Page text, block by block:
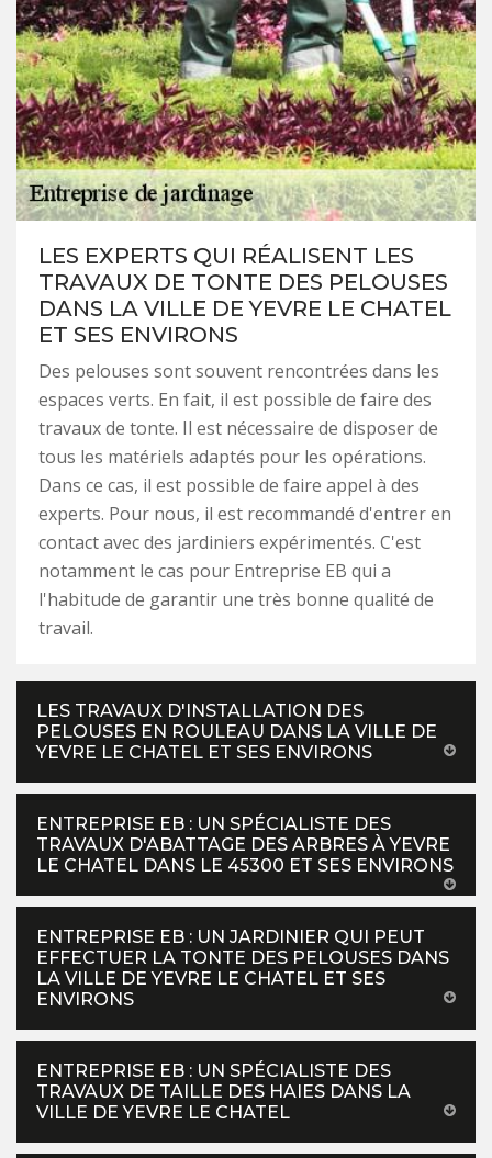
LES EXPERTS QUI RÉALISENT LES
TRAVAUX DE TONTE DES PELOUSES
DANS LA VILLE DE YEVRE LE CHATEL
ET SES ENVIRONS
Des pelouses sont souvent rencontrées dans les
espaces verts. En fait, il est possible de faire des
travaux de tonte. Il est nécessaire de disposer de
tous les matériels adaptés pour les opérations.
Dans ce cas, il est possible de faire appel à des
experts. Pour nous, il est recommandé d'entrer en
contact avec des jardiniers expérimentés. C'est
notamment le cas pour Entreprise EB qui a
l'habitude de garantir une très bonne qualité de
travail.
LES TRAVAUX D'INSTALLATION DES
PELOUSES EN ROULEAU DANS LA VILLE DE
YEVRE LE CHATEL ET SES ENVIRONS
ENTREPRISE EB : UN SPÉCIALISTE DES
TRAVAUX D'ABATTAGE DES ARBRES À YEVRE
LE CHATEL DANS LE 45300 ET SES ENVIRONS
ENTREPRISE EB : UN JARDINIER QUI PEUT
EFFECTUER LA TONTE DES PELOUSES DANS
LA VILLE DE YEVRE LE CHATEL ET SES
ENVIRONS
ENTREPRISE EB : UN SPÉCIALISTE DES
TRAVAUX DE TAILLE DES HAIES DANS LA
VILLE DE YEVRE LE CHATEL